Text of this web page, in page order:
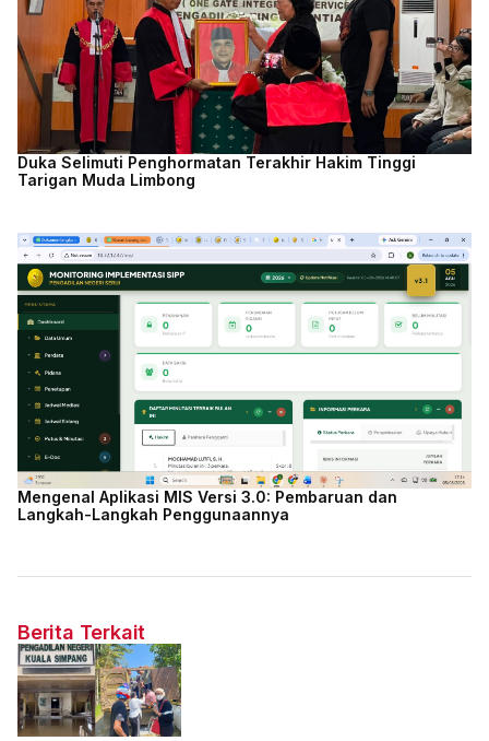
Duka Selimuti Penghormatan Terakhir Hakim Tinggi
Tarigan Muda Limbong
Mengenal Aplikasi MIS Versi 3.0: Pembaruan dan
Langkah-Langkah Penggunaannya
Berita Terkait